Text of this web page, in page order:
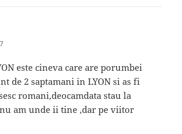
este cineva care are porumbei
de 2 saptamani in LYON si as fi
romani,deocamdata stau la
am unde ii tine ,dar pe viitor